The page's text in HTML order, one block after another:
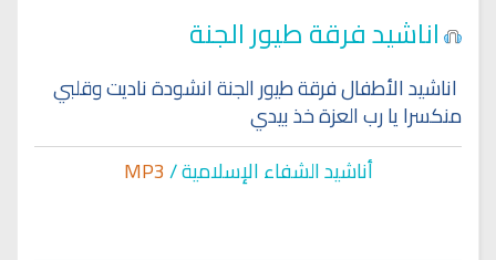
اناشيد فرقة طيور الجنة
اناشيد الأطفال فرقة طيور الجنة انشودة ناديت وقلبي
منكسرا يا رب العزة خذ بيدي
أناشيد الشفاء الإسلامية /MP3